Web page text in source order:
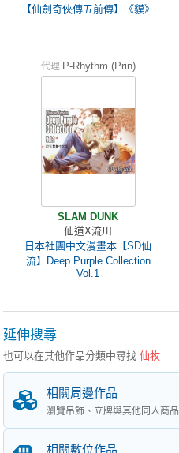
【仙劍奇俠傳五前傳】《貘》
代理 P-Rhythm (Prin)
SLAM DUNK
仙道X流川
日本社團中文漫畫本【SD仙
流】Deep Purple Collection
Vol.1
延伸搜尋
也可以在其他作品分類中尋找仙牧
相關周邊作品
瀏覽吊飾、立牌與其他同人商品
相關數位作品